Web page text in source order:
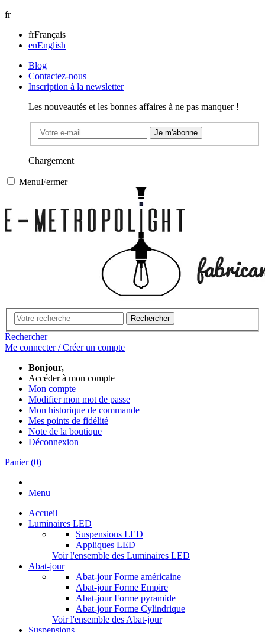
fr
frFrançais
enEnglish
Blog
Contactez-nous
Inscription à la newsletter
Les nouveautés et les bonnes affaires à ne pas manquer !
Je m'abonne
Chargement
MenuFermer
Rechercher
Rechercher
Me connecter / Créer un compte
Bonjour,
Accéder à mon compte
Mon compte
Modifier mon mot de passe
Mon historique de commande
Mes points de fidélité
Note de la boutique
Déconnexion
Panier(0)
Menu
Accueil
Luminaires LED
Suspensions LED
Appliques LED
Voir l'ensemble des Luminaires LED
Abat-jour
Abat-jour Forme américaine
Abat-jour Forme Empire
Abat-jour Forme pyramide
Abat-jour Forme Cylindrique
Voir l'ensemble des Abat-jour